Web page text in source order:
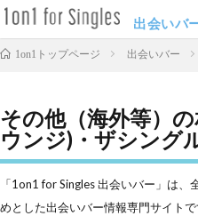
出会いバ
1on1トップページ 出会いバー
その他（海外等）
ウンジ)・ザシング
「1on1 for Singles 出会いバー」は
めとした出会いバー情報専門サイト